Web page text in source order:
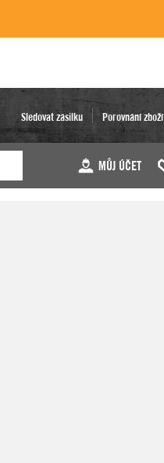
Sledovat zásilku Porovnání zboží
MŮJ ÚČET